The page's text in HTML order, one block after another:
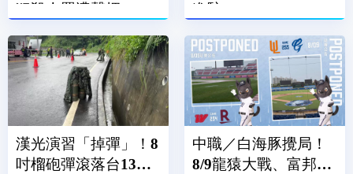
犯殺人罪遭聲押
進駐
漢光演習「掉彈」！8
吋榴砲彈滾落台13線
中職／白海豚攪局！
8/9龍猿大戰、富邦悍